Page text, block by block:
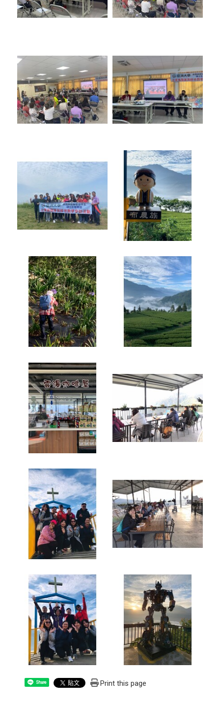
Share Print this page